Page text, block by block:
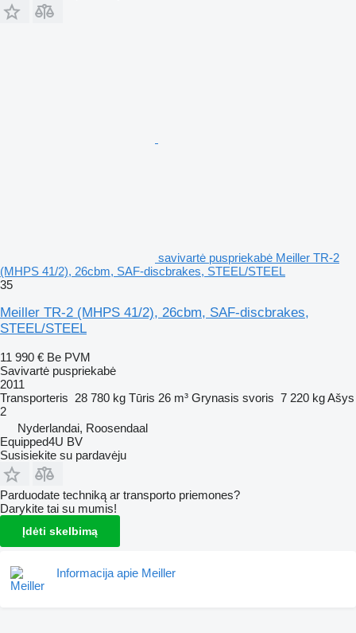
savivartė puspriekabė Meiller TR-2
(MHPS 41/2), 26cbm, SAF-discbrakes, STEEL/STEEL
35
Meiller TR-2 (MHPS 41/2), 26cbm, SAF-discbrakes,
STEEL/STEEL
11 990 € Be PVM
Savivartė puspriekabė
2011
Transporteris 28 780 kg Tūris 26 m³ Grynasis svoris 7 220 kgAšys
2
Nyderlandai, Roosendaal
Equipped4U BV
Susisiekite su pardavėju
Parduodate techniką ar transporto priemones?
Darykite tai su mumis!
Įdėti skelbimą
Informacija apie Meiller